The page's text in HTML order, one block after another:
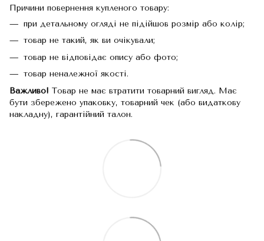
Причини повернення купленого товару:
при детальному огляді не підійшов розмір або колір;
товар не такий, як ви очікували;
товар не відповідає опису або фото;
товар неналежної якості.
Важливо! Товар не має втратити товарний вигляд. Має
бути збережено упаковку, товарний чек (або видаткову
накладну), гарантійний талон.